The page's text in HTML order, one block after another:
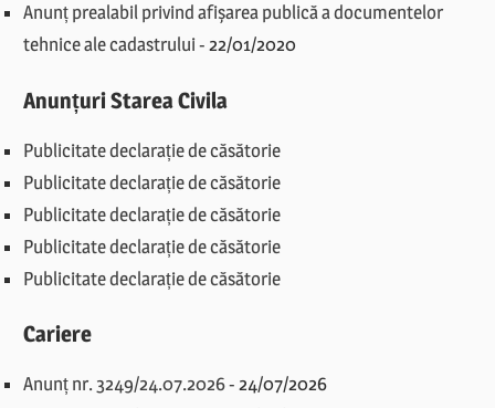
Anunț prealabil privind afișarea publică a documentelor
tehnice ale cadastrului-22/01/2020
Anunțuri Starea Civila
Publicitate declarație de căsătorie
Publicitate declarație de căsătorie
Publicitate declarație de căsătorie
Publicitate declarație de căsătorie
Publicitate declarație de căsătorie
Cariere
Anunț nr. 3249/24.07.2026-24/07/2026